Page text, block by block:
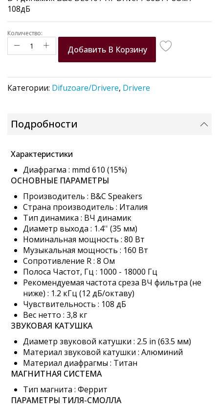
the
gallery
108дБ
Количество:
Добавить В Корзину
Категории: Difuzoare/Drivere, Drivere
Подробности
Характеристики
Диафрагма : mmd 610 (15%)
ОСНОВНЫЕ ПАРАМЕТРЫ
Производитель : B&C Speakers
Страна производитель : Италия
Тип динамика : ВЧ динамик
Диаметр выхода : 1.4'' (35 мм)
Номинальная мощность : 80 Вт
Музыкальная мощность : 160 Вт
Сопротивление R : 8 Ом
Полоса Частот, Гц : 1000 - 18000 Гц
Рекомендуемая частота среза ВЧ фильтра (не
ниже) : 1.2 кГц (12 дБ/октаву)
Чувствительность : 108 дБ
Вес нетто : 3,8 кг
ЗВУКОВАЯ КАТУШКА
Диаметр звуковой катушки : 2.5 in (63.5 мм)
Материал звуковой катушки : Алюминий
Материал диафрагмы : Титан
МАГНИТНАЯ СИСТЕМА
Тип магнита : Феррит
ПАРАМЕТРЫ ТИЛЯ-СМОЛЛА